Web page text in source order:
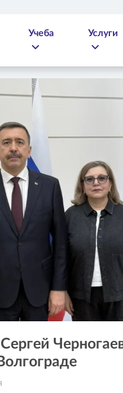
Учеба Услуги